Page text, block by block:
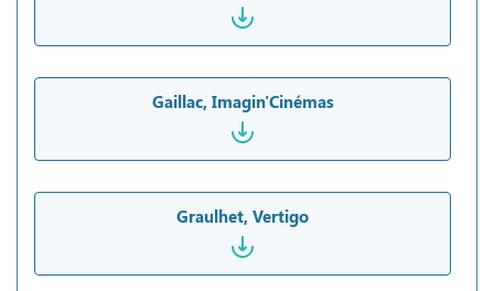
Gaillac, Imagin'Cinémas
Graulhet, Vertigo